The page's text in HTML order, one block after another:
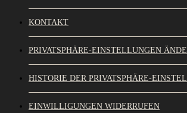
KONTAKT
PRIVATSPHÄRE-EINSTELLUNGEN
HISTORIE DER PRIVATSPHÄRE-
EINWILLIGUNGEN WIDERRUFEN